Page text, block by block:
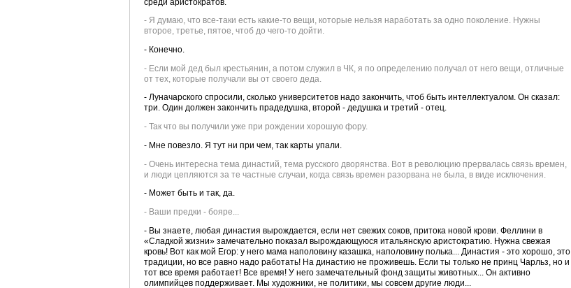
- Я думаю, что все-таки есть какие-то вещи, которые нельзя наработать за одно поколение. Нужны
второе, третье, пятое, чтоб до чего-то дойти.
- Конечно.
- Если мой дед был крестьянин, а потом служил в ЧК, я по определению получал от него вещи, отличные
от тех, которые получали вы от своего деда.
- Луначарского спросили, сколько университетов надо закончить, чтоб быть интеллектуалом. Он сказал:
три. Один должен закончить прадедушка, второй - дедушка и третий - отец.
- Так что вы получили уже при рождении хорошую фору.
- Мне повезло. Я тут ни при чем, так карты упали.
- Очень интересна тема династий, тема русского дворянства. Вот в революцию прервалась связь времен,
и люди цепляются за те частные случаи, когда связь времен разорвана не была, в виде исключения.
- Может быть и так, да.
- Ваши предки - бояре...
- Вы знаете, любая династия вырождается, если нет свежих соков, притока новой крови. Феллини в
«Сладкой жизни» замечательно показал вырождающуюся итальянскую аристократию. Нужна свежая
кровь! Вот как мой Егор: у него мама наполовину казашка, наполовину полька... Династия - это хорошо, это
традиции, но все равно надо работать! На династию не проживешь. Если ты только не принц Чарльз, но и
тот все время работает! Все время! У него замечательный фонд защиты животных... Он активно
олимпийцев поддерживает. Мы художники, не политики, мы совсем другие люди...